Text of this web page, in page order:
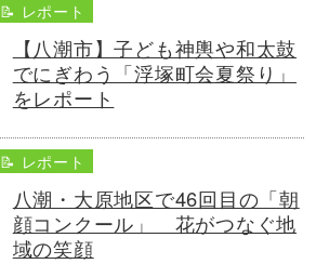
📝 レポート
【八潮市】子ども神輿や和太鼓
でにぎわう「浮塚町会夏祭り」
をレポート
📝 レポート
八潮・大原地区で46回目の「朝
顔コンクール」 花がつなぐ地
域の笑顔